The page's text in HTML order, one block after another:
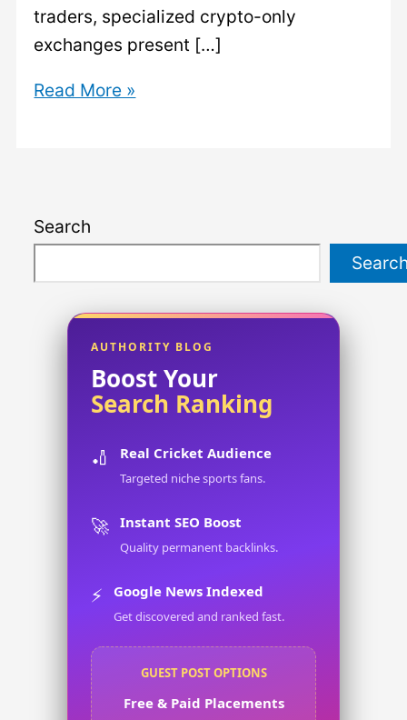
traders, specialized crypto-only
exchanges present […]
Trading
LiteFinance:
Spreads,
Read More »
Search
AUTHORITY BLOG
Boost Your
Search Ranking
🏏 Real Cricket Audience
Targeted niche sports fans.
🚀 Instant SEO Boost
Quality permanent backlinks.
⚡ Google News Indexed
Get discovered and ranked fast.
GUEST POST OPTIONS
Free & Paid Placements